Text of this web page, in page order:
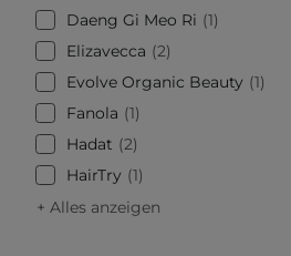
Daeng Gi Meo Ri
1
Elizavecca
2
Evolve Organic Beauty
1
Fanola
1
Hadat
2
HairTry
1
+ Alles anzeigen